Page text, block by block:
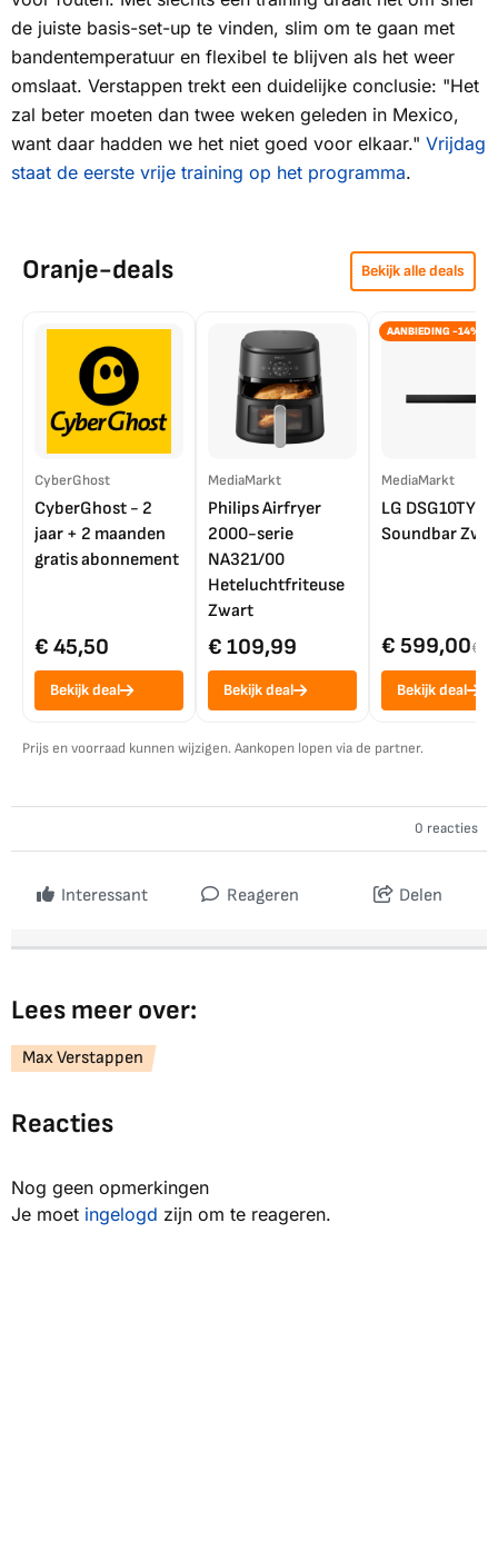
de juiste basis-set-up te vinden, slim om te gaan met
bandentemperatuur en flexibel te blijven als het weer
omslaat. Verstappen trekt een duidelijke conclusie: "Het
zal beter moeten dan twee weken geleden in Mexico,
want daar hadden we het niet goed voor elkaar." Vrijdag
staat de eerste vrije training op het programma.
Oranje-deals Bekijk alle deals
CyberGhost
CyberGhost - 2
jaar + 2 maanden
gratis abonnement
€ 45,50
Bekijk deal
MediaMarkt
Philips Airfryer
2000-serie
NA321/00
Heteluchtfriteuse
Zwart
€ 109,99
Bekijk deal
AANBIEDING -14%
MediaMarkt
LG DSG10TY
Soundbar
€ 599,00€
Bekijk deal
Prijs en voorraad kunnen wijzigen. Aankopen lopen via de partner.
0 reacties
Interessant Reageren Delen
Lees meer over:
Max Verstappen
Reacties
Nog geen opmerkingen
Je moet ingelogd zijn om te reageren.